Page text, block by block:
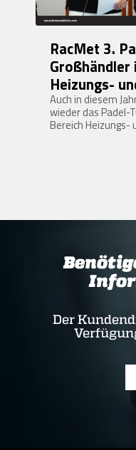
RacMet 3.
Großhändler
Heizungs-
Auch in diesem
wieder das Padel-
Bereich
Der